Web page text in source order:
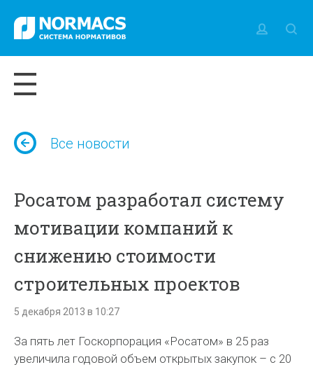
Все новости
Росатом разработал систему
мотивации компаний к
снижению стоимости
строительных проектов
5 декабря 2013 в 10:27
За пять лет Госкорпорация «Росатом» в 25 раз
увеличила годовой объем открытых закупок – с 20